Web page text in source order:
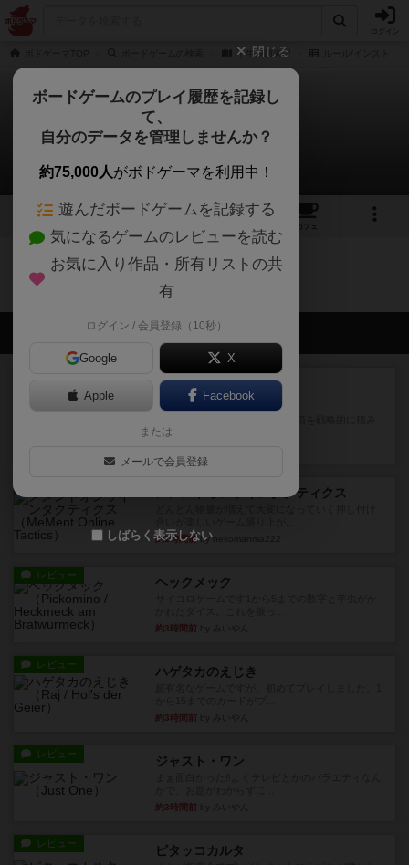
壬生浪顛末記
壬生浪顛末記
0件のルール/インスト
カフェ
壬生浪顛末記のトップに戻る
会員の新しい投稿
マーケットフレッシュ
重ねて在庫を最大化し、競合...
メメントオンラインタクティクス
約1時間前by nekomanma222
レビュー ヘックメック
約3時間前
レビュー ハゲタカのえじき
約3時間前
レビュー ジャスト・ワン
約3時間前
レビュー ピタッコカルタ
閉じる
ボードゲームのプレイ履歴を記録し
て、
自分のデータを管理しませんか？
約75,000人がボドゲーマを利用中！
遊んだボードゲームを記録する
気になるゲームのレビューを読む
お気に入り作品・所有リストの共
有
ログイン / 会員登録（10秒）
Google X
Apple Facebook
または
メールで会員登録
しばらく表示しない